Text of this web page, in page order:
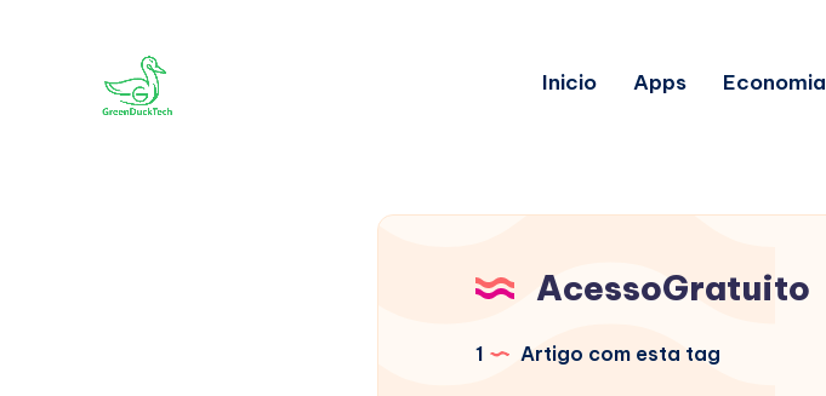
Inicio Apps Economia
AcessoGratuito
1 Artigo com esta tag